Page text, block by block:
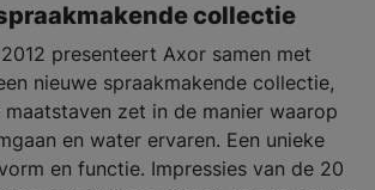
collectie
presenteert Axor samen met
nieuwe spraakmakende collectie,
zet in de manier waarop
en water ervaren. Een unieke
en functie. Impressies van de 20